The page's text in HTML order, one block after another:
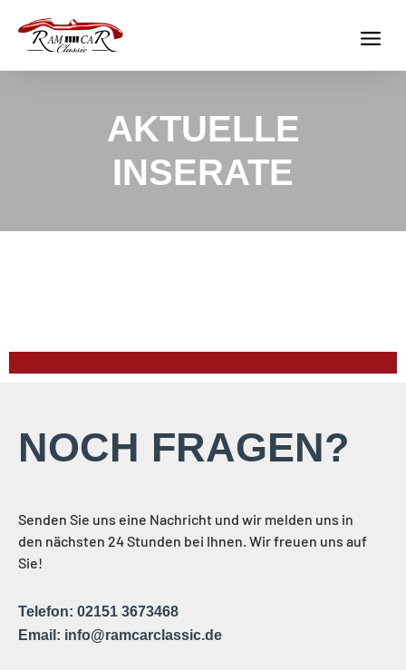
AKTUELLE
INSERATE
NOCH FRAGEN?
Senden Sie uns eine Nachricht und wir melden uns in
den nächsten 24 Stunden bei Ihnen. Wir freuen uns auf
Sie!
Telefon: 02151 3673468
Email: info@ramcarclassic.de